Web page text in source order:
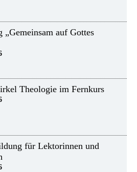
„Gemeinsam auf Gottes
Theologie im Fernkurs
für Lektorinnen und